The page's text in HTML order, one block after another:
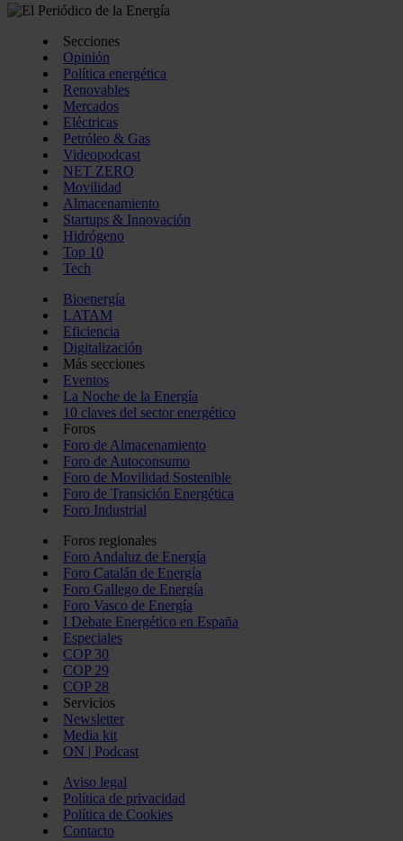
Secciones
Opinión
Política energética
Renovables
Mercados
Eléctricas
Petróleo & Gas
Videopodcast
NET ZERO
Movilidad
Almacenamiento
Startups & Innovación
Hidrógeno
Top 10
Tech
Bioenergía
LATAM
Eficiencia
Digitalización
Más secciones
Eventos
La Noche de la Energía
10 claves del sector energético
Foros
Foro de Almacenamiento
Foro de Autoconsumo
Foro de Movilidad Sostenible
Foro de Transición Energética
Foro Industrial
Foros regionales
Foro Andaluz de Energía
Foro Catalán de Energía
Foro Gallego de Energía
Foro Vasco de Energía
I Debate Energético en España
Especiales
COP 30
COP 29
COP 28
Servicios
Newsletter
Media kit
ON | Podcast
Aviso legal
Política de privacidad
Política de Cookies
Contacto